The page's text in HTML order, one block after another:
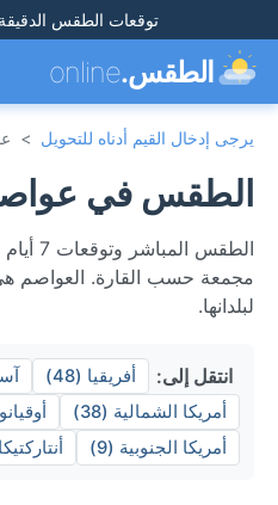
توقعات الطقس الدقيقة
الطقس.online
يرجى إدخال القيم أدناه للتحويل >
الطقس في
مجمعة حسب القارة. العواصم
لبلدانها.
انتقل إلى: أفريقيا (48)
أمريكا الشمالية (38)
أمريكا الجنوبية (9)